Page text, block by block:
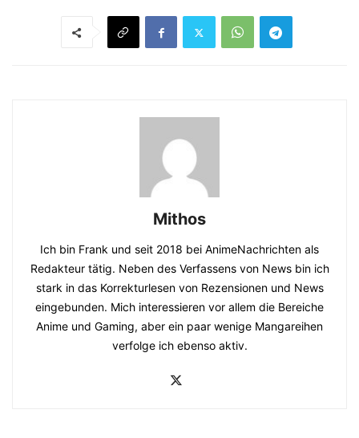
Mithos
Ich bin Frank und seit 2018 bei AnimeNachrichten als
Redakteur tätig. Neben des Verfassens von News bin ich
stark in das Korrekturlesen von Rezensionen und News
eingebunden. Mich interessieren vor allem die Bereiche
Anime und Gaming, aber ein paar wenige Mangareihen
verfolge ich ebenso aktiv.